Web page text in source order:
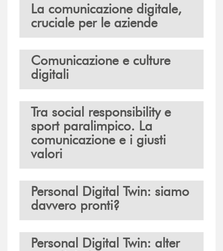
La comunicazione digitale,
cruciale per le aziende
Comunicazione e culture
digitali
Tra social responsibility e
sport paralimpico. La
comunicazione e i giusti
valori
Personal Digital Twin: siamo
davvero pronti?
Personal Digital Twin: alter